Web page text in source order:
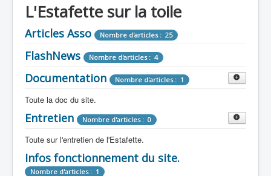
L'Estafette sur la toile
Articles Asso Nombre d'articles : 25
FlashNews Nombre d'articles : 4
Documentation Nombre d'articles : 1
Toute la doc du site.
Revue de Presse Nombre d'articles : 9
Tous les articles que l'on a vu sur l'estafette !
Camping Car Nombre d'articles : 3
Entretien Nombre d'articles : 0
Toute sur l'entretien de l'Estafette.
Mécanique Nombre d'articles : 0
Infos fonctionnement du site.
Nombre d'articles : 1